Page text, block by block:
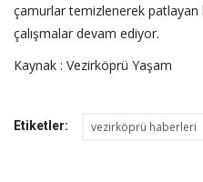
çamurlar temizlenerek patlayan
çalışmalar devam ediyor.
Kaynak : Vezirköprü Yaşam
Etiketler: vezirköprü haberleri